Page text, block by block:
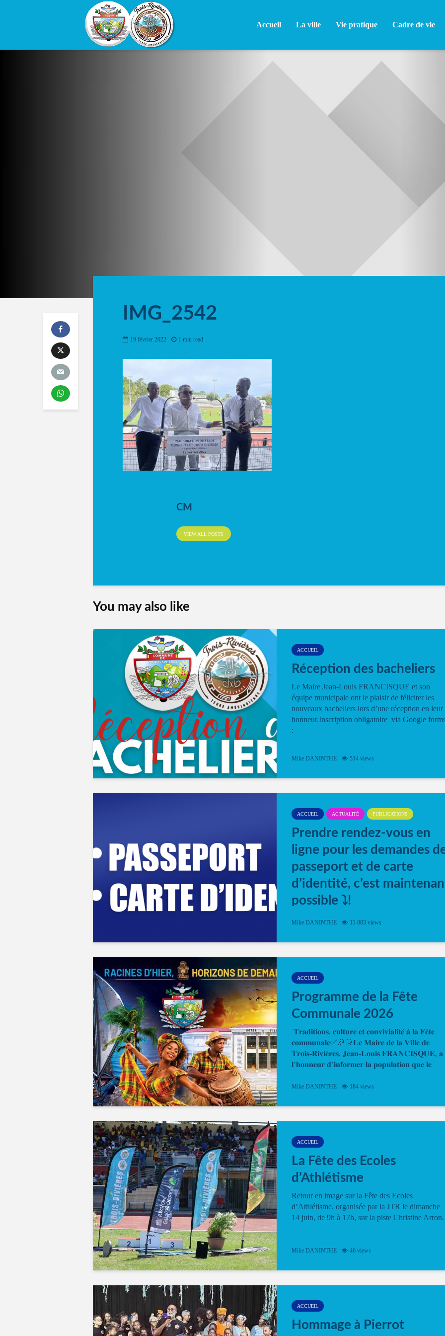
Accueil La ville Vie pratique Cadre de vie
IMG_2542
19 février 2022 1 min read
CM
VIEW ALL POSTS
You may also like
ACCUEIL
Réception des bacheliers
Le Maire Jean-Louis FRANCISQUE et son
équipe municipale ont le plaisir de féliciter les
nouveaux bacheliers lors d’une réception en leur
honneur.Inscription obligatoire via Google
:
Mike DANINTHE 514 views
ACCUEIL ACTUALITÉ PUBLICATIONS
Prendre rendez-vous en
ligne pour les demandes
passeport et de carte
d’identité, c’est
possible ⤵️!
Désormais, il est possible de prendre rendez-vous
Mike DANINTHE 13 883 views
ACCUEIL
Programme de la Fête
Communale 2026
𝐓𝐫𝐚𝐝𝐢𝐭𝐢𝐨𝐧𝐬, 𝐜𝐮𝐥𝐭𝐮𝐫𝐞 𝐞𝐭 𝐜𝐨𝐧𝐯𝐢𝐯𝐢𝐚𝐥𝐢𝐭𝐞́ 𝐚̀ 𝐥𝐚 𝐅𝐞̂𝐭𝐞
𝐜𝐨𝐦𝐦𝐮𝐧𝐚𝐥𝐞✅🎉🎊𝐋𝐞 𝐌𝐚𝐢𝐫𝐞 𝐝𝐞 𝐥𝐚 𝐕𝐢𝐥𝐥𝐞 𝐝𝐞
𝐓𝐫𝐨𝐢𝐬-𝐑𝐢𝐯𝐢𝐞̀𝐫𝐞𝐬, 𝐉𝐞𝐚𝐧-𝐋𝐨𝐮𝐢𝐬 𝐅𝐑𝐀𝐍𝐂𝐈𝐒𝐐𝐔𝐄, 𝐚
𝐥’𝐡𝐨𝐧𝐧𝐞𝐮𝐫 𝐝’𝐢𝐧𝐟𝐨𝐫𝐦𝐞𝐫 𝐥𝐚 𝐩𝐨𝐩𝐮𝐥𝐚𝐭𝐢𝐨𝐧 𝐪𝐮𝐞 𝐥𝐞
Mike DANINTHE 184 views
ACCUEIL
La Fête des Ecoles
d’Athlétisme
Retour en image sur la Fête des Ecoles
d’Athlétisme, organisée par la JTR le dimanche
14 juin, de 9h à 17h, sur la piste Christine Arron.
Mike DANINTHE 46 views
ACCUEIL
Hommage à Pierrot